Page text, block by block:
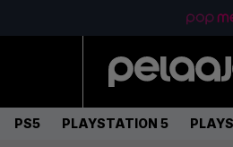
PS5 PLAYSTATION 5